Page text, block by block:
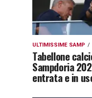
ULTIMISSIME SAMP
Tabellone
Sampdoria
entrata e in